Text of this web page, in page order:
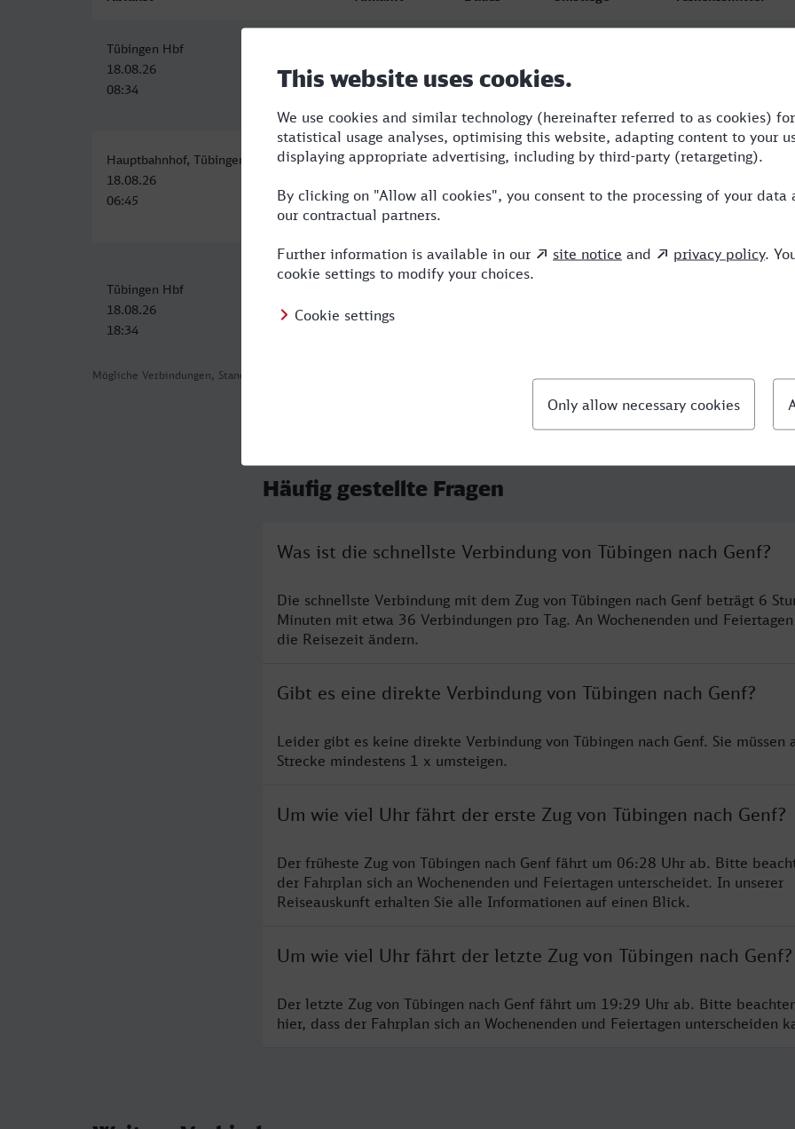
Mögliche Verbindungen, Stand: 2026-08-04 05:16
Tübingen Hbf
18.08.26
08:34
18.08.26
14:38
Hauptbahnhof, Tübingen
18.08.26
06:45
Genève
16:21
9:36 4 BUS,R,RE,ICE
Tübingen Hbf
18.08.26
18:34
19.08.26
Häufig gestellte Fragen
Was ist die schnellste Verbindung von Tübingen nach Genf?
Die schnellste Verbindung mit dem Zug von Tübingen nach Genf beträgt 6
Minuten mit etwa 36 Verbindungen pro Tag. An Wochenenden und
die Reisezeit ändern.
Gibt es eine direkte Verbindung von Tübingen nach Genf?
Leider gibt es keine direkte Verbindung von Tübingen nach Genf. Sie müssen
Strecke mindestens 1 x umsteigen.
Um wie viel Uhr fährt der erste Zug von Tübingen nach Genf?
Der früheste Zug von Tübingen nach Genf fährt um 06:28 Uhr ab. Bitte
der Fahrplan sich an Wochenenden und Feiertagen unterscheidet. In unserer
Reiseauskunft erhalten Sie alle Informationen auf einen Blick.
Um wie viel Uhr fährt der letzte Zug von Tübingen nach Genf?
Der letzte Zug von Tübingen nach Genf fährt um 19:29 Uhr ab. Bitte
hier, dass der Fahrplan sich an Wochenenden und Feiertagen unterscheiden